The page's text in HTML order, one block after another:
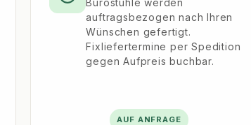
Bürostühle werden
auftragsbezogen nach Ihren
Wünschen gefertigt.
Fixliefertermine per Spedition
gegen Aufpreis buchbar.
AUF ANFRAGE